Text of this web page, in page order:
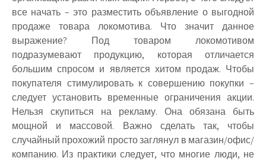
все начать – это разместить объявление о выгодной
продаже товара локомотива. Что значит данное
выражение? Под товаром локомотивом
подразумевают продукцию, которая отличается
большим спросом и является хитом продаж. Чтобы
покупателя стимулировать к совершению покупки –
следует установить временные ограничения акции.
Нельзя скупиться на рекламу. Она обязана быть
мощной и массовой. Важно сделать так, чтобы
случайный прохожий просто заглянул в магазин/офис/
компанию. Из практики следует, что многие люди, не